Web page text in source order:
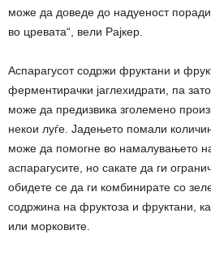
може да доведе до надуеност
во цревата“, вели Рајкер.
Аспарагусот содржи фруктани и
ферментирачки јаглехидрати, па
може да предизвика зголемено
некои луѓе. Јадењето помали
може да помогне во намалувањето
аспарагусите, но сакате да ги
обидете се да ги комбинирате со
содржина на фруктоза и фруктани,
или морковите.